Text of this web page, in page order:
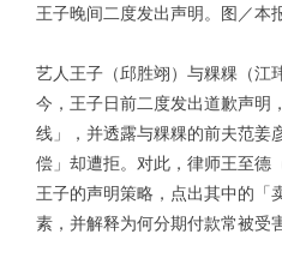
王子晚间二度发出声明。图／本
艺人王子（邱胜翊）与粿粿（江
今，王子日前二度发出道歉声明
线」，并透露与粿粿的前夫范姜
偿」却遭拒。对此，律师王至德
王子的声明策略，点出其中的「
素，并解释为何分期付款常被受